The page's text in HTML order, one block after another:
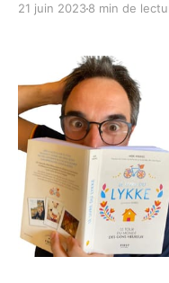
21 juin 20238 min de